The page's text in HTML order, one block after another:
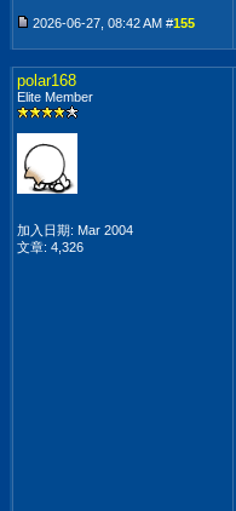
2026-06-27, 08:42 AM #155
polar168
Elite Member
加入日期: Mar 2004
文章: 4,326